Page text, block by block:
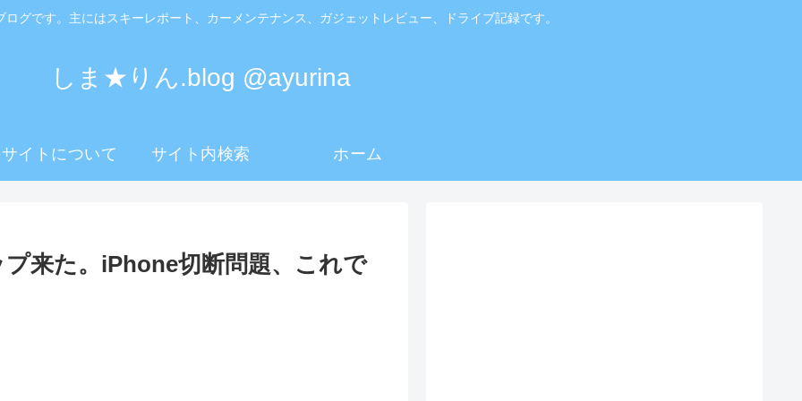
グです。主にはスキーレポート、カーメンテナンス、ガジェットレビュー、ドライブ記録です。
しま★りん.blog @ayurina
イトについて サイト内検索 ホーム
来た。iPhone切断問題、これで